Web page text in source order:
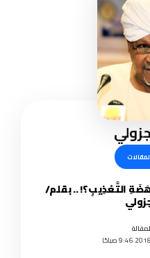
التَّعْذِيبِ؟! .. بقلم/